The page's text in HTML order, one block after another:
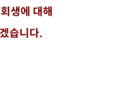
생에 대해
습니다.